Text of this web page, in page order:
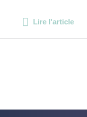
Lire l'article